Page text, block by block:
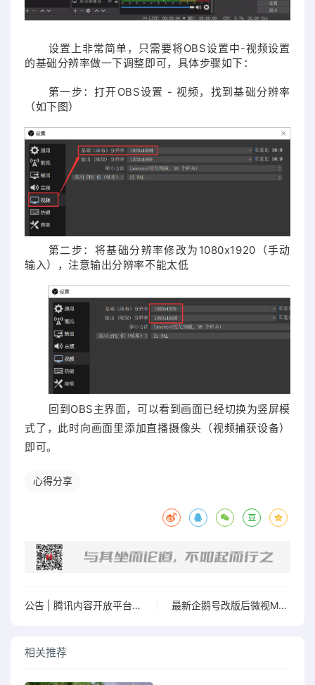
设置上非常简单，只需要将OBS设置中-视频设置
的基础分辨率做一下调整即可，具体步骤如下：
第一步：打开OBS设置 - 视频，找到基础分辨率
（如下图）
第二步：将基础分辨率修改为1080x1920（手动
输入），注意输出分辨率不能太低
回到OBS主界面，可以看到画面已经切换为竖屏模
式了，此时向画面里添加直播摄像头（视频捕获设备）
即可。
心得分享
公告 | 腾讯内容开放平台矩阵功能升级公告 最新企鹅号改版后微视MCN最新入驻方式渠道入口（2020年5月19日）
相关推荐